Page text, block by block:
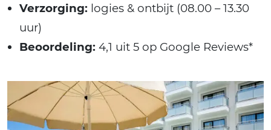
Verzorging: logies & ontbijt (08.00 – 13.30
uur)
Beoordeling: 4,1 uit 5 op Google Reviews*